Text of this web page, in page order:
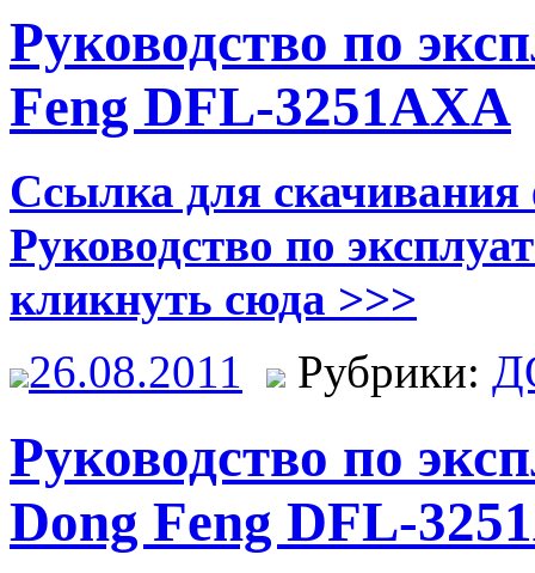
Руководство по
Feng DFL-3251AXA
Ссылка для
Руководство по
кликнуть сюда >>>
26.08.2011
Рубрики:
Руководство по
Dong Feng DFL-